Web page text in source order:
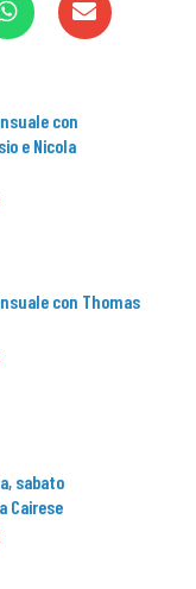
con
e Nicola
con Thomas
sabato
Cairese